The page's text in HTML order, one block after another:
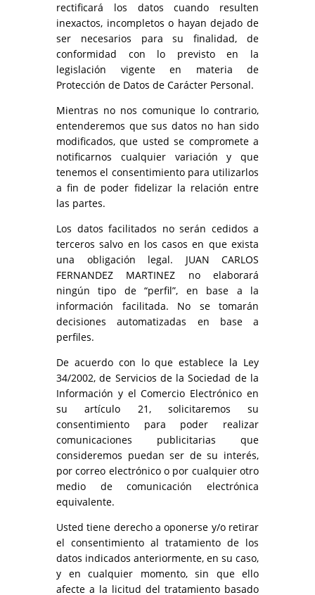
rectificará los datos cuando resulten
inexactos, incompletos o hayan dejado de
ser necesarios para su finalidad, de
conformidad con lo previsto en la
legislación vigente en materia de
Protección de Datos de Carácter Personal.
Mientras no nos comunique lo contrario,
entenderemos que sus datos no han sido
modificados, que usted se compromete a
notificarnos cualquier variación y que
tenemos el consentimiento para utilizarlos
a fin de poder fidelizar la relación entre
las partes.
Los datos facilitados no serán cedidos a
terceros salvo en los casos en que exista
una obligación legal. JUAN CARLOS
FERNANDEZ MARTINEZ no elaborará
ningún tipo de “perfil”, en base a la
información facilitada. No se tomarán
decisiones automatizadas en base a
perfiles.
De acuerdo con lo que establece la Ley
34/2002, de Servicios de la Sociedad de la
Información y el Comercio Electrónico en
su artículo 21, solicitaremos su
consentimiento para poder realizar
comunicaciones publicitarias que
consideremos puedan ser de su interés,
por correo electrónico o por cualquier otro
medio de comunicación electrónica
equivalente.
Usted tiene derecho a oponerse y/o retirar
el consentimiento al tratamiento de los
datos indicados anteriormente, en su caso,
y en cualquier momento, sin que ello
afecte a la licitud del tratamiento basado